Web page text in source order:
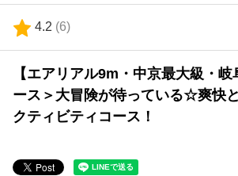
【夏のスタッフ体験】1日限りのドキドキワ
【エアリアル9m・中京最大級・
ース＞大冒険が待っている☆爽快
クティビティコース！
4.2 (6)